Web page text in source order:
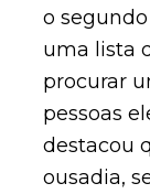
o
uma lista
procurar
pessoas
destacou
ousadia,